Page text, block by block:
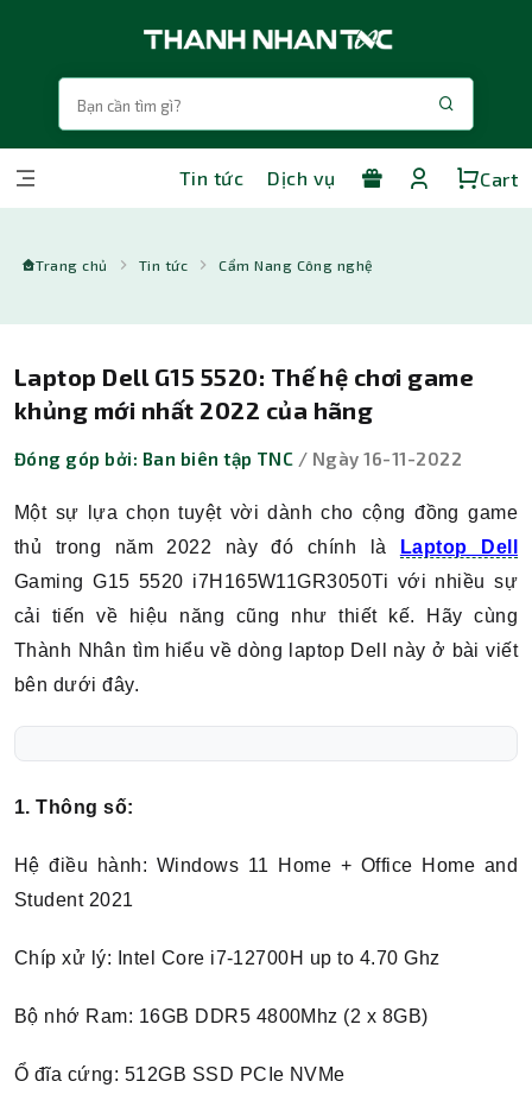
Tin tức Dịch vụ Cart
Trang chủ Tin tức Cẩm Nang Công nghệ
Laptop Dell G15 5520: Thế hệ chơi game
khủng mới nhất 2022 của hãng
Đóng góp bởi: Ban biên tập TNC / Ngày 16-11-2022
Một sự lựa chọn tuyệt vời dành cho cộng đồng game
thủ trong năm 2022 này đó chính là
Laptop Dell
Gaming G15 5520 i7H165W11GR3050Ti với nhiều sự
cải tiến về hiệu năng cũng như thiết kế. Hãy cùng
Thành Nhân tìm hiểu về dòng laptop Dell này ở bài viết
bên dưới đây.
1. Thông số:
Hệ điều hành: Windows 11 Home + Office Home and
Student 2021
Chíp xử lý: Intel Core i7-12700H up to 4.70 Ghz
Bộ nhớ Ram: 16GB DDR5 4800Mhz (2 x 8GB)
Ổ đĩa cứng: 512GB SSD PCIe NVMe